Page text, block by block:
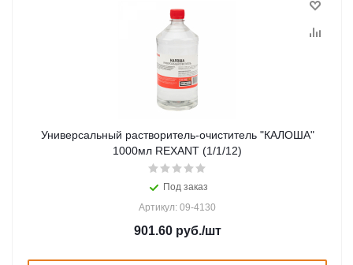
Универсальный растворитель-очиститель "КАЛОША"
1000мл REXANT (1/1/12)
Под заказ
Артикул: 09-4130
901.60руб./шт